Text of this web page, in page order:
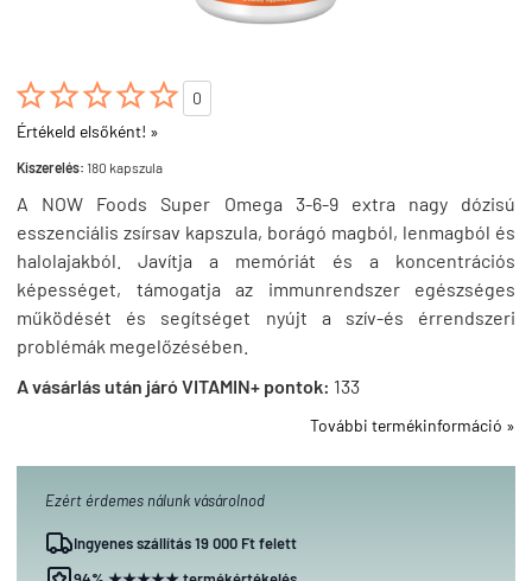

0
Értékeld elsőként! »
Kiszerelés: 180 kapszula
A NOW Foods Super Omega 3-6-9 extra nagy dózisú
esszenciális zsírsav kapszula, borágó magból, lenmagból és
halolajakból. Javítja a memóriát és a koncentrációs
képességet, támogatja az immunrendszer egészséges
működését és segítséget nyújt a szív-és érrendszeri
problémák megelőzésében.
A vásárlás után járó VITAMIN+ pontok: 133
További termékinformáció »
Ezért érdemes nálunk vásárolnod
Ingyenes szállítás 19 000 Ft felett